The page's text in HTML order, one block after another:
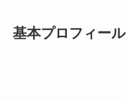
基本プロフィール